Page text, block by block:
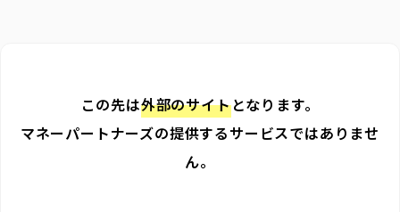
この先は外部のサイトとなります。
マネーパートナーズの提供するサービスではありませ
ん。